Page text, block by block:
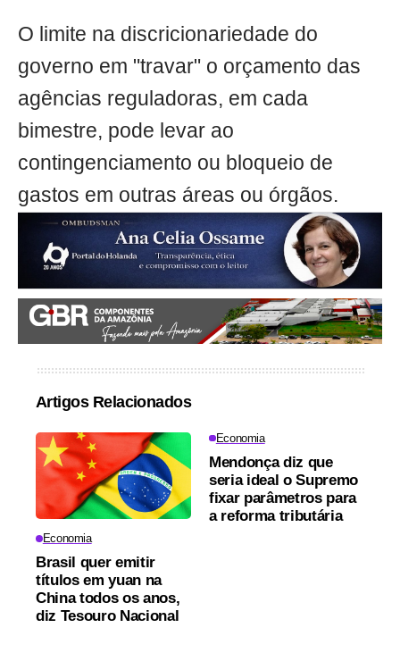
O limite na discricionariedade do
governo em "travar" o orçamento das
agências reguladoras, em cada
bimestre, pode levar ao
contingenciamento ou bloqueio de
gastos em outras áreas ou órgãos.
Artigos Relacionados
Economia
Brasil quer emitir
títulos em yuan na
China todos os anos,
diz Tesouro Nacional
Economia
Mendonça diz que
seria ideal o Supremo
fixar parâmetros para
a reforma tributária